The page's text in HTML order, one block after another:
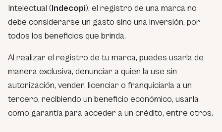
Intelectual (Indecopi), el registro de una marca no
debe considerarse un gasto sino una inversión, por
todos los beneficios que brinda.
Al realizar el registro de tu marca, puedes usarla de
manera exclusiva, denunciar a quien la use sin
autorización, vender, licenciar o franquiciarla a un
tercero, recibiendo un beneficio económico, usarla
como garantía para acceder a un crédito, entre otros.